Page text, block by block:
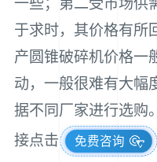
一些；第二受市场供
于求时，其价格有所
产圆锥破碎机价格一
动，一般很难有大幅
据不同厂家进行选购
接点击
免费咨询